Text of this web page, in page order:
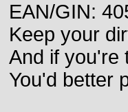
EAN/GIN:
Keep your
And if you're
You'd better